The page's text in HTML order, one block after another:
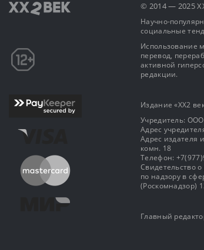
© 2014 — 2025
Научно-
социальные
Использование
перевод,
активной
редакции.
Издание «XX2
Учредитель:
Адрес
Адрес издателя
комн. 18
Телефон:
Свидетельство
по надзору в
(Роскомнадзор)
Главный